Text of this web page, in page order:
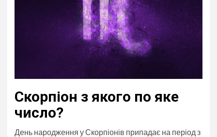
Скорпіон з якого по яке
число?
День народження у Скорпіонів припадає на період з